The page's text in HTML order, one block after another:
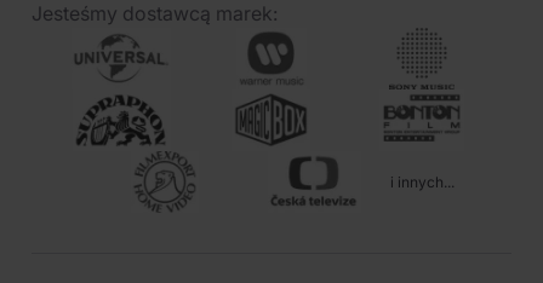
Jesteśmy dostawcą marek:
i innych...